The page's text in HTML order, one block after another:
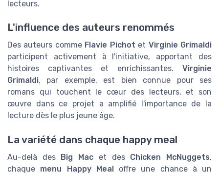
lecteurs.
L'influence des auteurs renommés
Des auteurs comme Flavie Pichot et Virginie Grimaldi
participent activement à l'initiative, apportant des
histoires captivantes et enrichissantes. Virginie
Grimaldi, par exemple, est bien connue pour ses
romans qui touchent le cœur des lecteurs, et son
œuvre dans ce projet a amplifié l'importance de la
lecture dès le plus jeune âge.
La variété dans chaque happy meal
Au-delà des Big Mac et des Chicken McNuggets,
chaque menu Happy Mealoffre une chance à un